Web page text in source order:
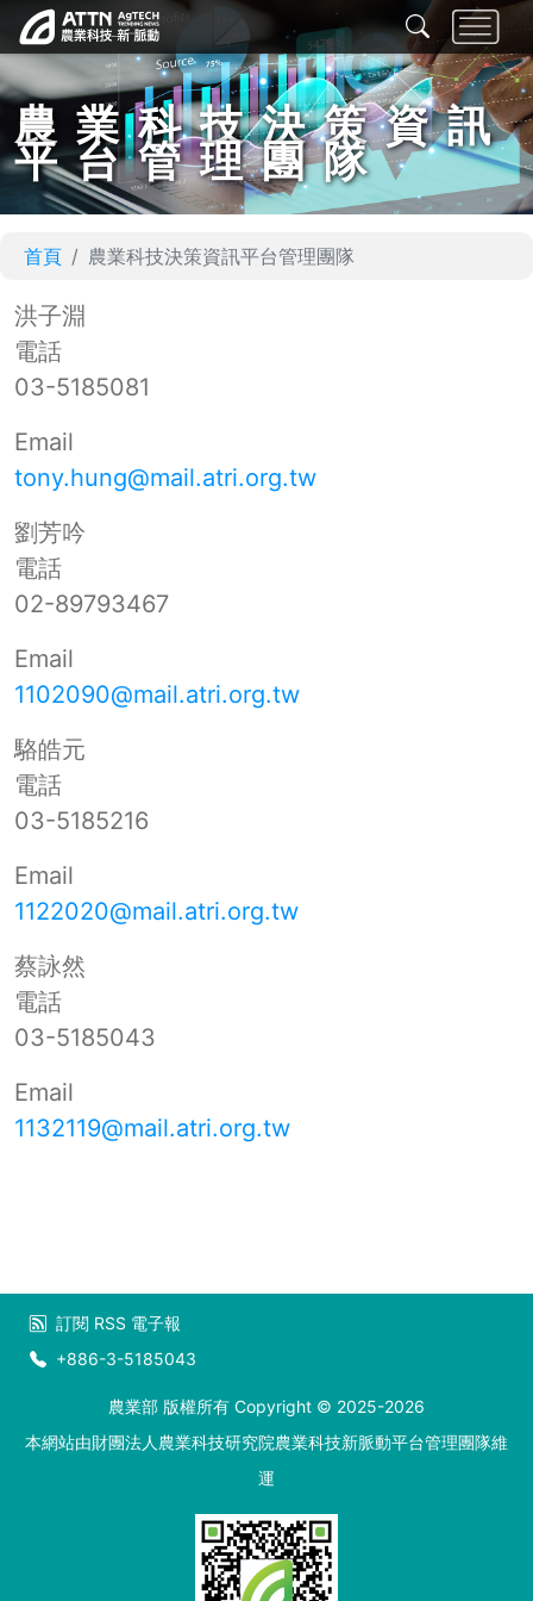
農業科技決策資訊
平台管理團隊
首頁 農業科技決策資訊平台管理團隊
洪子淵
電話
03-5185081
Email
tony.hung@mail.atri.org.tw
劉芳吟
電話
02-89793467
Email
1102090@mail.atri.org.tw
駱皓元
電話
03-5185216
Email
1122020@mail.atri.org.tw
蔡詠然
電話
03-5185043
Email
1132119@mail.atri.org.tw
訂閱 RSS 電子報
+886-3-5185043
農業部 版權所有 Copyright © 2025-2026
本網站由財團法人農業科技研究院農業科技新脈動平台管理團隊維
運